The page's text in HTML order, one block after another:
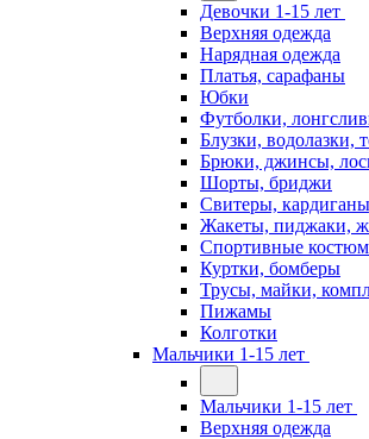
Девочки 1-15 лет
Верхняя одежда
Нарядная одежда
Платья, сарафаны
Юбки
Футболки,
Блузки, водолазки,
Брюки, джинсы,
Шорты, бриджи
Свитеры,
Жакеты, пиджаки,
Спортивные
Куртки, бомберы
Трусы, майки,
Пижамы
Колготки
Мальчики 1-15 лет
Мальчики 1-15 лет
Верхняя одежда